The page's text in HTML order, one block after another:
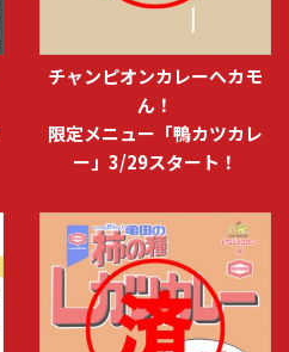
チャンピオンカレーへカモ
ん！
限定メニュー「鴨カツカレ
ー」3/29スタート！